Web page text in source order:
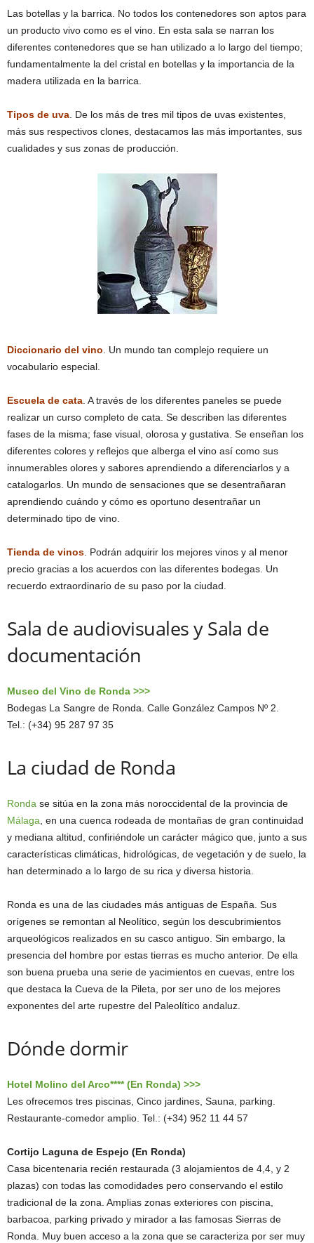
Las botellas y la barrica. No todos los contenedores son aptos para
un producto vivo como es el vino. En esta sala se narran los
diferentes contenedores que se han utilizado a lo largo del tiempo;
fundamentalmente la del cristal en botellas y la importancia de la
madera utilizada en la barrica.
Tipos de uva. De los más de tres mil tipos de uvas existentes,
más sus respectivos clones, destacamos las más importantes, sus
cualidades y sus zonas de producción.
Diccionario del vino. Un mundo tan complejo requiere un
vocabulario especial.
Escuela de cata. A través de los diferentes paneles se puede
realizar un curso completo de cata. Se describen las diferentes
fases de la misma; fase visual, olorosa y gustativa. Se enseñan los
diferentes colores y reflejos que alberga el vino así como sus
innumerables olores y sabores aprendiendo a diferenciarlos y a
catalogarlos. Un mundo de sensaciones que se desentrañaran
aprendiendo cuándo y cómo es oportuno desentrañar un
determinado tipo de vino.
Tienda de vinos. Podrán adquirir los mejores vinos y al menor
precio gracias a los acuerdos con las diferentes bodegas. Un
recuerdo extraordinario de su paso por la ciudad.
Sala de audiovisuales y Sala de
documentación
Museo del Vino de Ronda >>>
Bodegas La Sangre de Ronda. Calle González Campos Nº 2.
Tel.: (+34) 95 287 97 35
La ciudad de Ronda
Ronda se sitúa en la zona más noroccidental de la provincia de
Málaga, en una cuenca rodeada de montañas de gran continuidad
y mediana altitud, confiriéndole un carácter mágico que, junto a sus
características climáticas, hidrológicas, de vegetación y de suelo, la
han determinado a lo largo de su rica y diversa historia.
Ronda es una de las ciudades más antiguas de España. Sus
orígenes se remontan al Neolítico, según los descubrimientos
arqueológicos realizados en su casco antiguo. Sin embargo, la
presencia del hombre por estas tierras es mucho anterior. De ella
son buena prueba una serie de yacimientos en cuevas, entre los
que destaca la Cueva de la Pileta, por ser uno de los mejores
exponentes del arte rupestre del Paleolítico andaluz.
Dónde dormir
Hotel Molino del Arco**** (En Ronda) >>>
Les ofrecemos tres piscinas, Cinco jardines, Sauna, parking.
Restaurante-comedor amplio. Tel.: (+34) 952 11 44 57
Cortijo Laguna de Espejo (En Ronda)
Casa bicentenaria recién restaurada (3 alojamientos de 4,4, y 2
plazas) con todas las comodidades pero conservando el estilo
tradicional de la zona. Amplias zonas exteriores con piscina,
barbacoa, parking privado y mirador a las famosas Sierras de
Ronda. Muy buen acceso a la zona que se caracteriza por ser muy